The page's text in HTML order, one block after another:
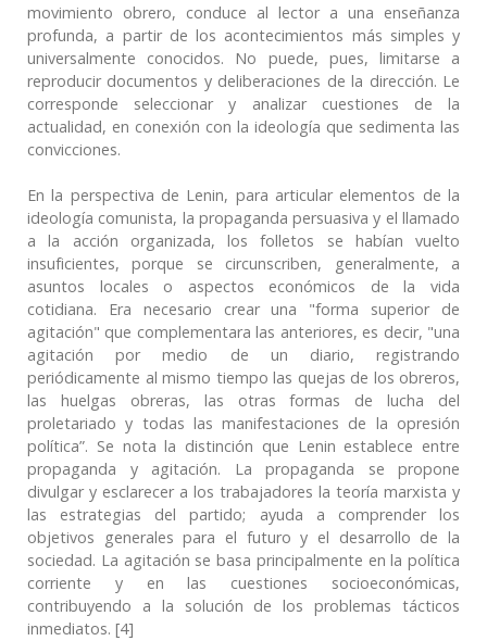
movimiento obrero, conduce al lector a una enseñanza
profunda, a partir de los acontecimientos más simples y
universalmente conocidos. No puede, pues, limitarse a
reproducir documentos y deliberaciones de la dirección. Le
corresponde seleccionar y analizar cuestiones de la
actualidad, en conexión con la ideología que sedimenta las
convicciones.
En la perspectiva de Lenin, para articular elementos de la
ideología comunista, la propaganda persuasiva y el llamado
a la acción organizada, los folletos se habían vuelto
insuficientes, porque se circunscriben, generalmente, a
asuntos locales o aspectos económicos de la vida
cotidiana. Era necesario crear una "forma superior de
agitación" que complementara las anteriores, es decir, "una
agitación por medio de un diario, registrando
periódicamente al mismo tiempo las quejas de los obreros,
las huelgas obreras, las otras formas de lucha del
proletariado y todas las manifestaciones de la opresión
política”. Se nota la distinción que Lenin establece entre
propaganda y agitación. La propaganda se propone
divulgar y esclarecer a los trabajadores la teoría marxista y
las estrategias del partido; ayuda a comprender los
objetivos generales para el futuro y el desarrollo de la
sociedad. La agitación se basa principalmente en la política
corriente y en las cuestiones socioeconómicas,
contribuyendo a la solución de los problemas tácticos
inmediatos. [4]